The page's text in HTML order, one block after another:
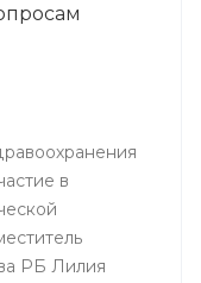
в
РБ Лилия